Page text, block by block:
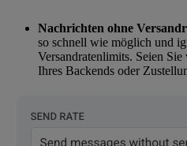
Nachrichten ohne
so schnell wie möglich und
Versandratenlimits. Seien
Ihres Backends oder